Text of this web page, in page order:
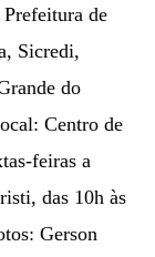
de
Sicredi,
do
Centro de
feiras a
das 10h às
Gerson